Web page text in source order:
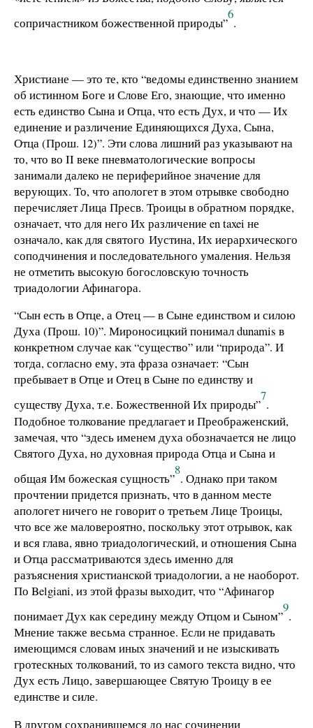
сопричастником божественной природы”
6
.
Христиане — это те, кто “ведомы единственно знанием
об истинном Боге и Слове Его, знающие, что именно
есть единство Сына и Отца, что есть Дух, и что — Их
единение и различение Единяющихся Духа, Сына,
Отца (Прош. 12)”. Эти слова лишний раз указывают на
то, что во II веке пневматологические вопросы
занимали далеко не периферийное значение для
верующих. То, что апологет в этом отрывке свободно
перечисляет Лица Пресв. Троицы в обратном порядке,
означает, что для него Их различение en taxei не
означало, как для святого Иустина, Их иерархического
соподчинения и последовательного умаления. Нельзя
не отметить высокую богословскую точность
триадологии Афинагора.
“Сын есть в Отце, а Отец — в Сыне единством и силою
Духа (Прош. 10)”. Мироносицкий понимал dunamis в
конкретном случае как “существо” или “природа”. И
тогда, согласно ему, эта фраза означает: “Сын
пребывает в Отце и Отец в Сыне по единству и
существу Духа, т.е. Божественной Их природы”
7
.
Подобное толкование предлагает и Преображенский,
замечая, что “здесь именем духа обозначается не лицо
Святого Духа, но духовная природа Отца и Сына и
общая Им божеская сущность”
8
. Однако при таком
прочтении придется признать, что в данном месте
апологет ничего не говорит о третьем Лице Троицы,
что все же маловероятно, поскольку этот отрывок, как
и вся глава, явно триадологический, и отношения Сына
и Отца рассматриваются здесь именно для
разъяснения христианской триадологии, а не наоборот.
По Belgiani, из этой фразы выходит, что “Афинагор
понимает Дух как середину между Отцом и Сыном”
9
.
Мнение также весьма странное. Если не придавать
имеющимся словам иных значений и не изыскивать
гротескных толкований, то из самого текста видно, что
Дух есть Лицо, завершающее Святую Троицу в ее
единстве и силе.
В другом сохранившемся до нас сочинении